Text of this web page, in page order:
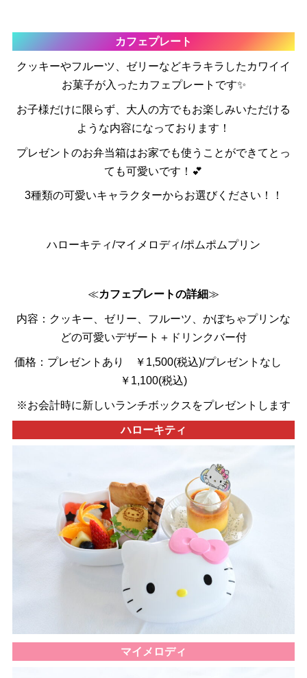
カフェプレート
クッキーやフルーツ、ゼリーなどキラキラしたカワイイ
お菓子が入ったカフェプレートです✨
お子様だけに限らず、大人の方でもお楽しみいただける
ような内容になっております！
プレゼントのお弁当箱はお家でも使うことができてとっ
ても可愛いです！💕
3種類の可愛いキャラクターからお選びください！！
ハローキティ/マイメロディ/ポムポムプリン
≪カフェプレートの詳細≫
内容：クッキー、ゼリー、フルーツ、かぼちゃプリンな
どの可愛いデザート＋ドリンクバー付
価格：プレゼントあり ￥1,500(税込)/プレゼントなし
￥1,100(税込)
※お会計時に新しいランチボックスをプレゼントします
ハローキティ
マイメロディ